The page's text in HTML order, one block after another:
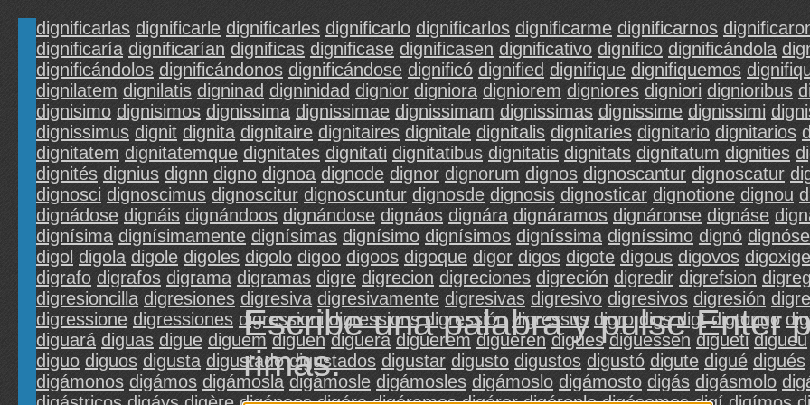
Escribe una palabra y pulse Enter
rimas.
dignificarlas dignificarle dignificarles dignificarlo dignificarlos dignificarme dignificarnos
dignificaría dignificarían dignificas dignificase dignificasen dignificativo dignifico dignificándola
dignificándolos dignificándonos dignificándose dignificó dignified dignifique dignifiquemos
dignilatem dignilatis digninad digninidad dignior digniora digniorem digniores digniori dignioribus
dignisimo dignisimos dignissima dignissimae dignissimam dignissimas dignissime dignissimi
dignissimus dignit dignita dignitaire dignitaires dignitale dignitalis dignitaries dignitario dignitarios
dignitatem dignitatemque dignitates dignitati dignitatibus dignitatis dignitats dignitatum dignities
dignités dignius dignn digno dignoa dignode dignor dignorum dignos dignoscantur dignoscatur
dignosci dignoscimus dignoscitur dignoscuntur dignosde dignosis dignosticar dignotione dignou
dignádose dignáis dignándoos dignándose dignáos dignára dignáramos dignáronse dignáse
dignísima dignísimamente dignísimas dignísimo dignísimos digníssima digníssimo dignó dignóse
digol digola digole digoles digolo digoo digoos digoque digor digos digote digous digovos
digrafo digrafos digrama digramas digre digrecion digreciones digreción digredir digrefsion
digresioncilla digresiones digresiva digresivamente digresivas digresivo digresivos digresión
digressione digressiones digressioni digressions digressión digressus digro digs digt digtongo
diguará diguas digue diguem diguen diguera diguerem digueren digues diguessen digueti digueu
diguo diguos digusta digustado digustados digustar digusto digustos digustó digute digué digués
digámonos digámos digámosla digámosle digámosles digámoslo digámosto digás digásmolo